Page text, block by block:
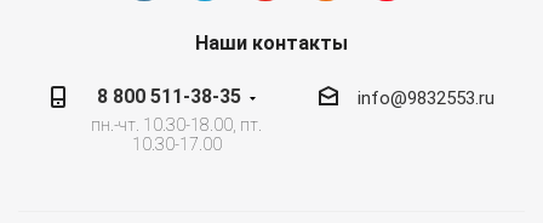
Наши контакты
8 800 511-38-35
пн.-чт. 10.30-18.00, пт.
10.30-17.00
info@9832553.ru